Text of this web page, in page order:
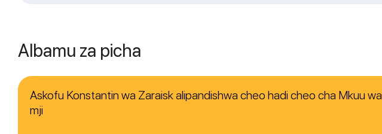
Albamu za picha
Askofu Konstantin wa Zaraisk alipandishwa cheo hadi cheo cha Mkuu wa
mji